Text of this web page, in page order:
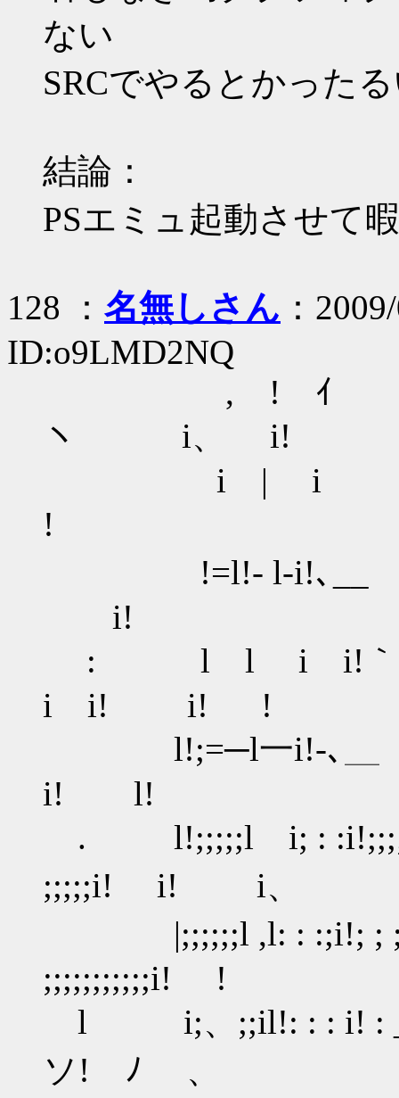
ない
SRCでやるとかった
結論：
PSエミュ起動させて
128 ： 名無しさん ：
ID:o9LMD2NQ
,
ヽ i、 i!
i | i
! ヾ
!=l!- l-i!､
i!
: l l i i!
i i! i! !
l!;=─l一i!-､
i! l!
. l!;;;;;l i; :
;;;;;i! i! i、
|;;;;;;l ,l: : :;i!; ; ; ; ;
;;;;;;;;;;;i! !
l i;、;;il!: : : i! : _; -
ソ! ﾉ 、